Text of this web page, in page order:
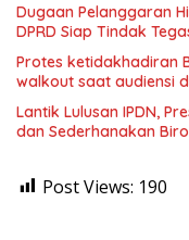
Dugaan Pelanggaran
DPRD Siap Tindak
Protes ketidakhadiran
walkout saat audiensi
Lantik Lulusan IPDN,
dan Sederhanakan
Post Views: 190